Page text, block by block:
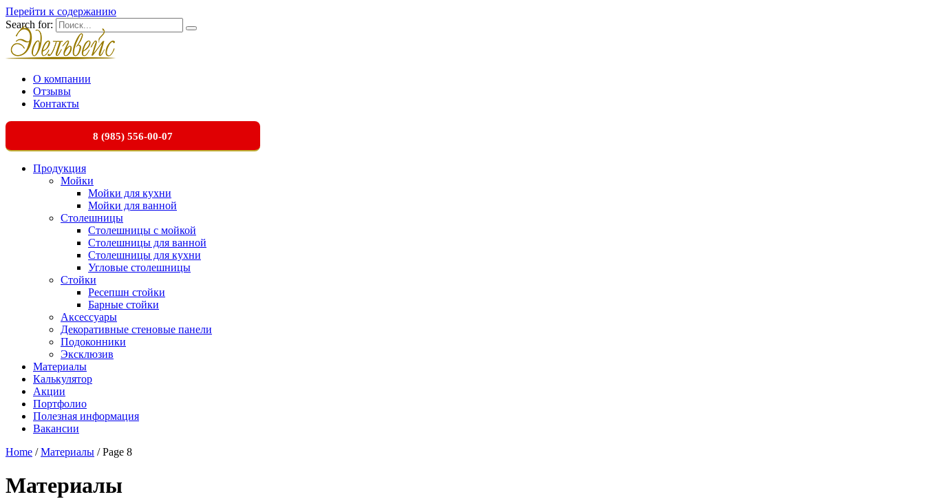
Перейти к содержанию
Search for:
О компании
Отзывы
Контакты
8 (985) 556-00-07
Продукция
Мойки
Мойки для кухни
Мойки для ванной
Столешницы
Столешницы с мойкой
Столешницы для ванной
Столешницы для кухни
Угловые столешницы
Стойки
Ресепшн стойки
Барные стойки
Аксессуары
Декоративные стеновые панели
Подоконники
Эксклюзив
Материалы
Калькулятор
Акции
Портфолио
Полезная информация
Вакансии
Home /Материалы / Page 8
Материалы